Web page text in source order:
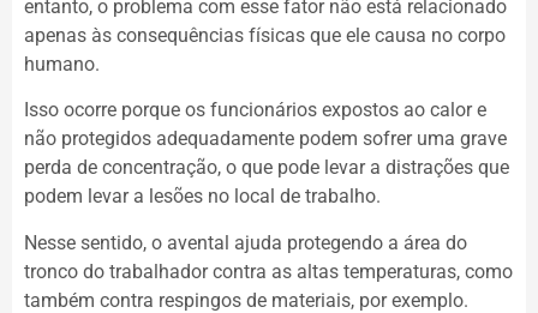
entanto, o problema com esse fator não está relacionado
apenas às consequências físicas que ele causa no corpo
humano.
Isso ocorre porque os funcionários expostos ao calor e
não protegidos adequadamente podem sofrer uma grave
perda de concentração, o que pode levar a distrações que
podem levar a lesões no local de trabalho.
Nesse sentido, o avental ajuda protegendo a área do
tronco do trabalhador contra as altas temperaturas, como
também contra respingos de materiais, por exemplo.